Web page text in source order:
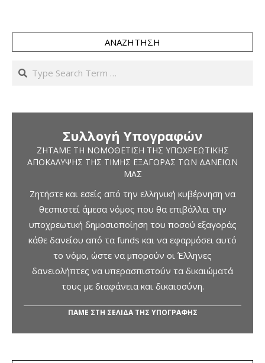
ΑΝΑΖΉΤΗΣΗ
Search
Συλλογή Υπογραφών
ΖΗΤΆΜΕ ΤΗ ΝΟΜΟΘΈΤΙΣΗ ΤΗΣ ΥΠΟΧΡΕΩΤΙΚΉΣ
ΑΠΟΚΆΛΥΨΗΣ ΤΗΣ ΤΙΜΉΣ ΕΞΑΓΟΡΆΣ ΤΩΝ ΔΑΝΕΊΩΝ
ΜΑΣ
Ζητήστε και εσείς από την ελληνική κυβέρνηση να
θεσπιστεί άμεσα νόμος που θα επιβάλλει την
υποχρεωτική δημοσιοποίηση του ποσού εξαγοράς
κάθε δανείου από τα funds και να εφαρμόσει αυτό
το νόμο, ώστε να μπορούν οι Έλληνες
δανειολήπτες να υπερασπιστούν τα δικαιώματά
τους με διαφάνεια και δικαιοσύνη.
ΠΑΜΕ ΣΤΗ ΣΕΛΙΔΑ ΤΗΣ ΥΠΟΓΡΑΦΗΣ